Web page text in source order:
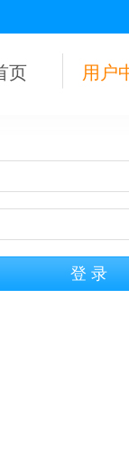
页 用户